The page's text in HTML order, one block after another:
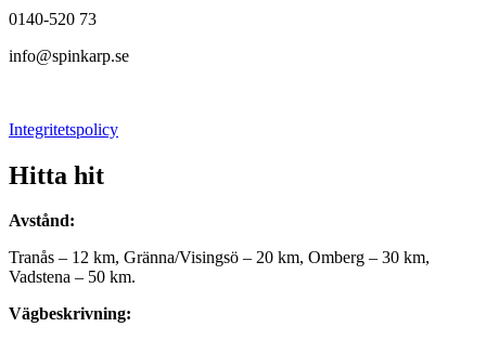
0140-520 73
info@spinkarp.se
Integritetspolicy
Hitta hit
Avstånd:
Tranås – 12 km, Gränna/Visingsö – 20 km, Omberg – 30 km,
Vadstena – 50 km.
Vägbeskrivning: